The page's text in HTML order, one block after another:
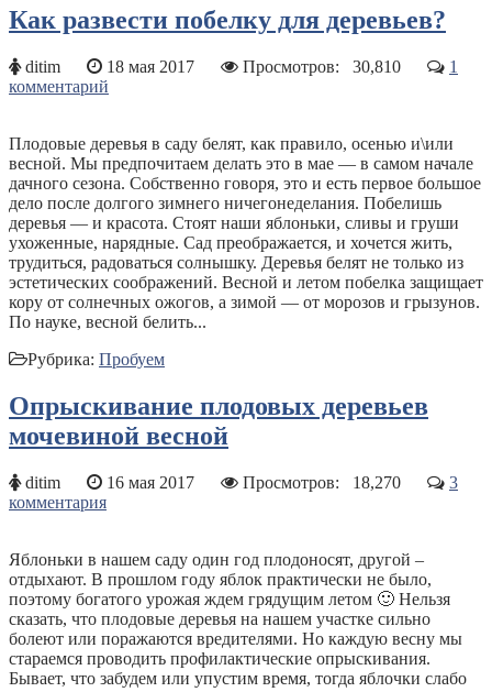
Как развести побелку для деревьев?
ditim 18 мая 2017 Просмотров: 30,810
1
комментарий
Плодовые деревья в саду белят, как правило, осенью и\или
весной. Мы предпочитаем делать это в мае — в самом начале
дачного сезона. Собственно говоря, это и есть первое большое
дело после долгого зимнего ничегонеделания. Побелишь
деревья — и красота. Стоят наши яблоньки, сливы и груши
ухоженные, нарядные. Сад преображается, и хочется жить,
трудиться, радоваться солнышку. Деревья белят не только из
эстетических соображений. Весной и летом побелка защищает
кору от солнечных ожогов, а зимой — от морозов и грызунов.
По науке, весной белить...
Рубрика: Пробуем
Опрыскивание плодовых деревьев
мочевиной весной
ditim 16 мая 2017 Просмотров: 18,270
3
комментария
Яблоньки в нашем саду один год плодоносят, другой –
отдыхают. В прошлом году яблок практически не было,
поэтому богатого урожая ждем грядущим летом 🙂 Нельзя
сказать, что плодовые деревья на нашем участке сильно
болеют или поражаются вредителями. Но каждую весну мы
стараемся проводить профилактические опрыскивания.
Бывает, что забудем или упустим время, тогда яблочки слабо